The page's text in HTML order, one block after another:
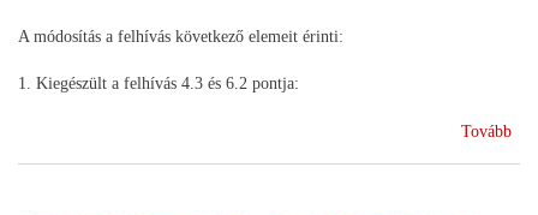
A módosítás a felhívás következő elemeit érinti:
1. Kiegészült a felhívás 4.3 és 6.2 pontja:
Tovább